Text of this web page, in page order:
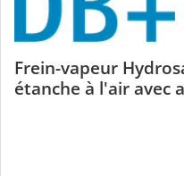
DB+
Frein-vapeur
étanche à l'air avec